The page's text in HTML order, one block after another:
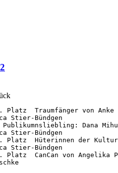
Platz  Traumfänger von
Stier-Bündgen
Publikumnsliebling: Dana
Stier-Bündgen
Platz  Hüterinnen der
Stier-Bündgen
Platz  CanCan von Angelika